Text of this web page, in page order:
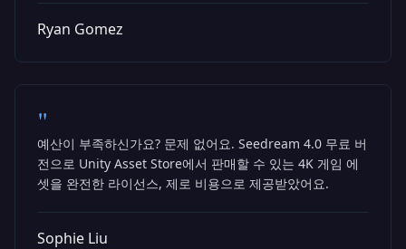
Ryan Gomez
"
예산이 부족하신가요? 문제 없어요. Seedream 4.0 무료 버
전으로 Unity Asset Store에서 판매할 수 있는 4K 게임 에
셋을 완전한 라이선스, 제로 비용으로 제공받았어요.
Sophie Liu